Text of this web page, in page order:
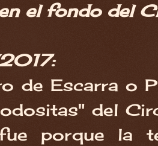
el fondo del
de Escarra o
del
porque la